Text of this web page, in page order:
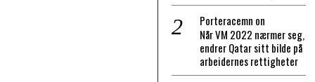
Porteracemn on
Når VM 2022 nærmer seg,
endrer Qatar sitt bilde på
arbeidernes rettigheter